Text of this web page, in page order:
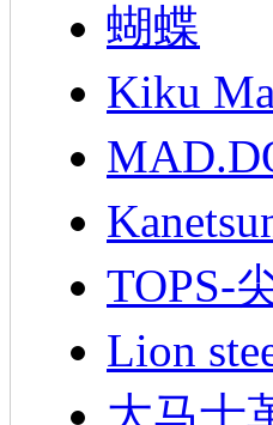
蝴蝶
Kiku
TOPS-
Lion